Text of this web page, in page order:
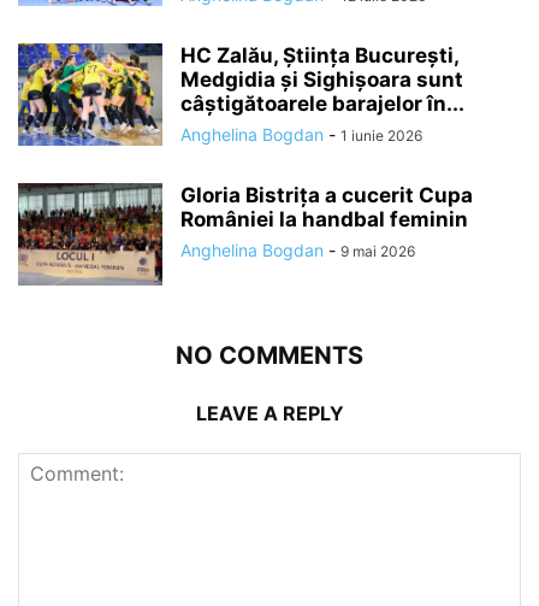
HC Zalău, Știința București,
Medgidia și Sighișoara sunt
câștigătoarele barajelor în...
Anghelina Bogdan - 1 iunie 2026
Gloria Bistrița a cucerit Cupa
României la handbal feminin
Anghelina Bogdan - 9 mai 2026
NO COMMENTS
LEAVE A REPLY